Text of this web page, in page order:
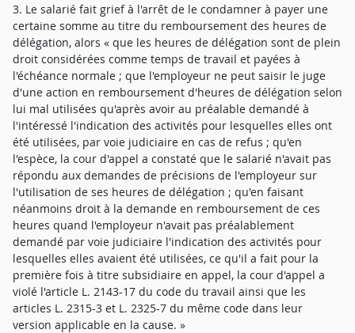
3. Le salarié fait grief à l'arrêt de le condamner à payer une
certaine somme au titre du remboursement des heures de
délégation, alors « que les heures de délégation sont de plein
droit considérées comme temps de travail et payées à
l'échéance normale ; que l'employeur ne peut saisir le juge
d'une action en remboursement d'heures de délégation selon
lui mal utilisées qu'après avoir au préalable demandé à
l'intéressé l'indication des activités pour lesquelles elles ont
été utilisées, par voie judiciaire en cas de refus ; qu'en
l'espèce, la cour d'appel a constaté que le salarié n'avait pas
répondu aux demandes de précisions de l'employeur sur
l'utilisation de ses heures de délégation ; qu'en faisant
néanmoins droit à la demande en remboursement de ces
heures quand l'employeur n'avait pas préalablement
demandé par voie judiciaire l'indication des activités pour
lesquelles elles avaient été utilisées, ce qu'il a fait pour la
première fois à titre subsidiaire en appel, la cour d'appel a
violé l'article L. 2143-17 du code du travail ainsi que les
articles L. 2315-3 et L. 2325-7 du même code dans leur
version applicable en la cause. »